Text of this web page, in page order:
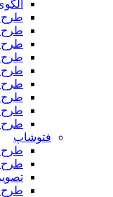
طرح
طرح
طرح
طرح
طرح
طرح
طرح
طرح
طرح
فتوشاپ
طرح
طرح
طرح